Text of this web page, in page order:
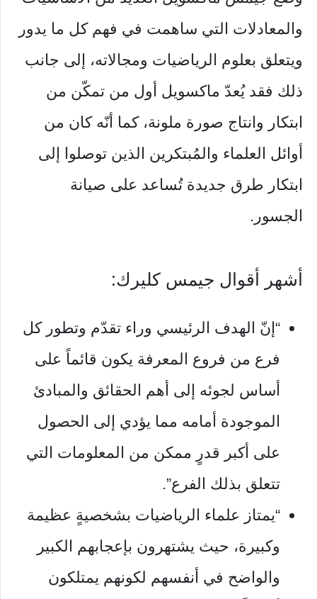
والمعادلات التي ساهمت في فهم كل ما يدور
ويتعلق بعلوم الرياضيات ومجالاته، إلى جانب
ذلك فقد يُعدّ ماكسويل أول من تمكّن من
ابتكار وانتاج صورة ملونة، كما أنّه كان من
أوائل العلماء والمُبتكرين الذين توصلوا إلى
ابتكار طرق جديدة تُساعد على صيانة
الجسور.
أشهر أقوال جيمس كليرك:
“إنّ الهدف الرئيسي وراء تقدّم وتطور كل
فرع من فروع المعرفة يكون قائماً على
أساس لجوئه إلى أهم الحقائق والمبادئ
الموجودة أمامه مما يؤدي إلى الحصول
على أكبر قدرٍ ممكن من المعلومات التي
تتعلق بذلك الفرع”.
“يمتاز علماء الرياضيات بشخصيةٍ عظيمة
وكبيرة، حيث يشتهرون بإعجابهم الكبير
والواضح في أنفسهم لكونهم يمتلكون